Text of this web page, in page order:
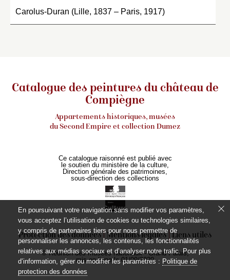
Carolus-Duran (Lille, 1837 – Paris, 1917)
Catalogue des peintures du château de
Compiègne
Appartements historiques, musées
du Second Empire et collection Dumez
Ce catalogue raisonné est publié avec
le soutien du ministère de la culture,
Direction générale des patrimoines,
sous-direction des collections
Protection des données Mentions légales Liens utiles
© Réunion des musées nationaux - Grand Palais,
mis en ligne le 01/09/2020
En poursuivant votre navigation sans modifier vos paramètres,
vous acceptez l’utilisation de cookies ou technologies similaires,
y compris de partenaires tiers pour nous permettre de
personnaliser les annonces, les contenus, les fonctionnalités
relatives aux médias sociaux et d’analyser notre trafic. Pour plus
d’information, gérer ou modifier les paramètres : Politique de
protection des données